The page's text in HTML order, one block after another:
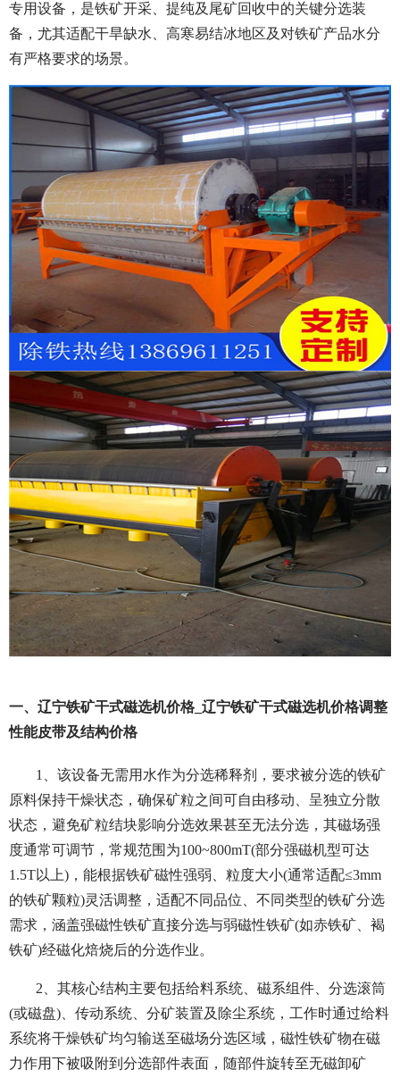
专用设备，是铁矿开采、提纯及尾矿回收中的关键分选装
备，尤其适配干旱缺水、高寒易结冰地区及对铁矿产品水分
有严格要求的场景。
一、辽宁铁矿干式磁选机价格_辽宁铁矿干式磁选机价格调整
性能皮带及结构价格
1、该设备无需用水作为分选稀释剂，要求被分选的铁矿
原料保持干燥状态，确保矿粒之间可自由移动、呈独立分散
状态，避免矿粒结块影响分选效果甚至无法分选，其磁场强
度通常可调节，常规范围为100~800mT(部分强磁机型可达
1.5T以上)，能根据铁矿磁性强弱、粒度大小(通常适配≤3mm
的铁矿颗粒)灵活调整，适配不同品位、不同类型的铁矿分选
需求，涵盖强磁性铁矿直接分选与弱磁性铁矿(如赤铁矿、褐
铁矿)经磁化焙烧后的分选作业。
2、其核心结构主要包括给料系统、磁系组件、分选滚筒
(或磁盘)、传动系统、分矿装置及除尘系统，工作时通过给料
系统将干燥铁矿均匀输送至磁场分选区域，磁性铁矿物在磁
力作用下被吸附到分选部件表面，随部件旋转至无磁卸矿